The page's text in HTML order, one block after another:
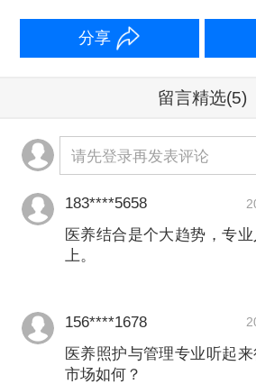
校老年护理人才培养的
需求之间存在一定不匹
不同教育和专业背景的应
纳入国控专业，大三甲
门槛会提升，中职毕业
多名接受第一财经采访
示，前述两部委发布的
分享
留言精选(5)
请先登录再发表评论
183****5658
医养结合是个大趋势，专
上。
156****1678
医养照护与管理专业听起
市场如何？